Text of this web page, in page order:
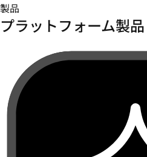
製品
プラットフォーム製品